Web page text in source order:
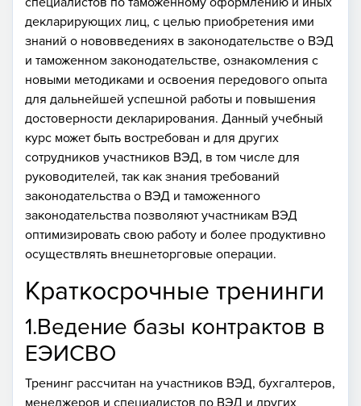
декларирующих лиц, с целью приобретения ими
знаний о нововведениях в законодательстве о ВЭД
и таможенном законодательстве, ознакомления с
новыми методиками и освоения передового опыта
для дальнейшей успешной работы и повышения
достоверности декларирования. Данный учебный
курс может быть востребован и для других
сотрудников участников ВЭД, в том числе для
руководителей, так как знания требований
законодательства о ВЭД и таможенного
законодательства позволяют участникам ВЭД
оптимизировать свою работу и более продуктивно
осуществлять внешнеторговые операции.
Краткосрочные тренинги
1.Ведение базы контрактов в
ЕЭИСВО
Тренинг рассчитан на участников ВЭД, бухгалтеров,